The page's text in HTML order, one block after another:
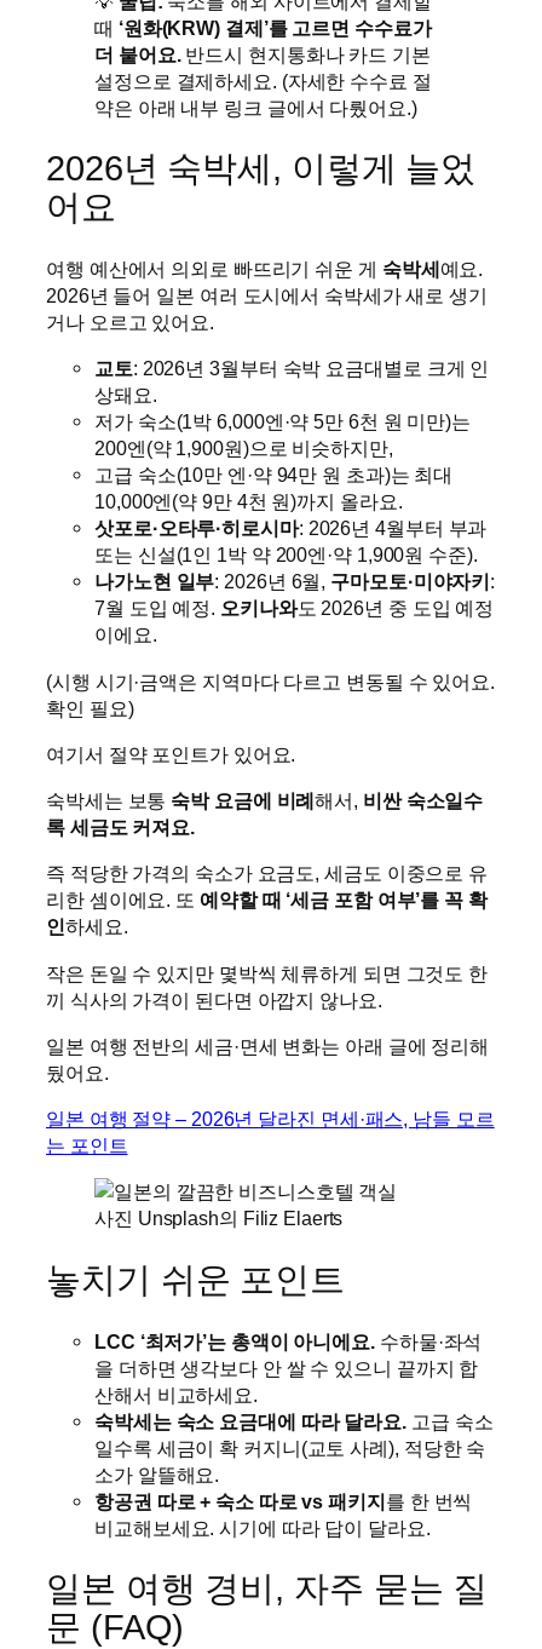
때 ‘원화(KRW) 결제’를 고르면 수수료가
더 붙어요.반드시 현지통화나 카드 기본
설정으로 결제하세요. (자세한 수수료 절
약은 아래 내부 링크 글에서 다뤘어요.)
2026년 숙박세, 이렇게 늘었
어요
여행 예산에서 의외로 빠뜨리기 쉬운 게 숙박세예요.
2026년 들어 일본 여러 도시에서 숙박세가 새로 생기
거나 오르고 있어요.
교토: 2026년 3월부터 숙박 요금대별로 크게 인
상돼요.
저가 숙소(1박 6,000엔·약 5만 6천 원 미만)는
200엔(약 1,900원)으로 비슷하지만,
고급 숙소(10만 엔·약 94만 원 초과)는 최대
10,000엔(약 9만 4천 원)까지 올라요.
삿포로·오타루·히로시마: 2026년 4월부터 부과
또는 신설(1인 1박 약 200엔·약 1,900원 수준).
나가노현 일부: 2026년 6월, 구마모토·미야자키:
7월 도입 예정. 오키나와도 2026년 중 도입 예정
이에요.
(시행 시기·금액은 지역마다 다르고 변동될 수 있어요.
확인 필요)
여기서 절약 포인트가 있어요.
숙박세는 보통 숙박 요금에 비례해서, 비싼 숙소일수
록 세금도 커져요.
즉 적당한 가격의 숙소가 요금도, 세금도 이중으로 유
리한 셈이에요. 또 예약할 때 ‘세금 포함 여부’를 꼭 확
인하세요.
작은 돈일 수 있지만 몇박씩 체류하게 되면 그것도 한
끼 식사의 가격이 된다면 아깝지 않나요.
일본 여행 전반의 세금·면세 변화는 아래 글에 정리해
뒀어요.
일본 여행 절약 – 2026년 달라진 면세·패스, 남들 모르
는 포인트
사진 Unsplash의 Filiz Elaerts
놓치기 쉬운 포인트
LCC ‘최저가’는 총액이 아니에요. 수하물·좌석
을 더하면 생각보다 안 쌀 수 있으니 끝까지 합
산해서 비교하세요.
숙박세는 숙소 요금대에 따라 달라요. 고급 숙소
일수록 세금이 확 커지니(교토 사례), 적당한 숙
소가 알뜰해요.
항공권 따로 + 숙소 따로 vs 패키지를 한 번씩
비교해보세요. 시기에 따라 답이 달라요.
일본 여행 경비, 자주 묻는 질
문 (FAQ)